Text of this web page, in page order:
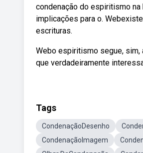
condenação do espiritismo
implicações para o.
escrituras.
Webo espiritismo segue, sim,
que verdadeiramente
Tags
CondenaçãoDesenho
CondenaçãoImagem